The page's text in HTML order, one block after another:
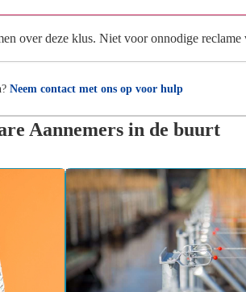
over deze klus. Niet voor onnodige reclame
Neem contact met ons op voor hulp
Aannemers in de buurt